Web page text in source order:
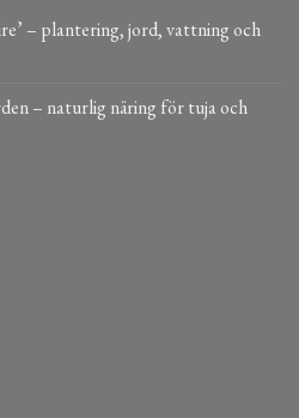
– plantering, jord, vattning och
– naturlig näring för tuja och